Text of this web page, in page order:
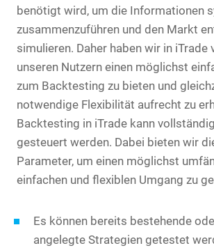
benötigt wird, um die Informationen
zusammenzuführen und den Markt
simulieren. Daher haben wir in iTrade
unseren Nutzern einen möglichst
zum Backtesting zu bieten und
notwendige Flexibilität aufrecht zu
Backtesting in iTrade kann
gesteuert werden. Dabei bieten wir
Parameter, um einen möglichst
einfachen und flexiblen Umgang zu
Es können bereits bestehende
angelegte Strategien getestet